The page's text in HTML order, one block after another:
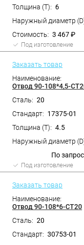
6
3 467 ₽
Под изготовление
Заказать товар
Отвод 90-108*4,5-
20
17375-01
4.5
По
Под изготовление
Заказать товар
Отвод 90-108*6-СТ20
20
30753-01